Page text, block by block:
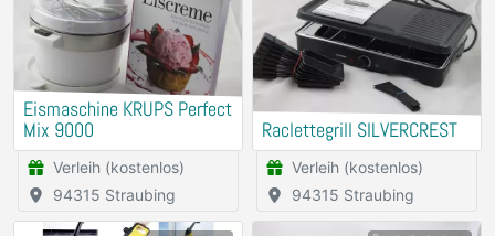
Eismaschine KRUPS Perfect
Mix 9000
Verleih (kostenlos)
94315 Straubing
Raclettegrill SILVERCREST
Verleih (kostenlos)
94315 Straubing